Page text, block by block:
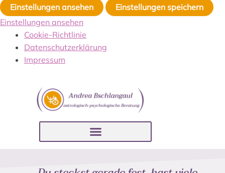
Einstellungen ansehen
Einstellungen speichern
Einstellungen ansehen
Cookie-Richtlinie
Datenschutzerklärung
Impressum